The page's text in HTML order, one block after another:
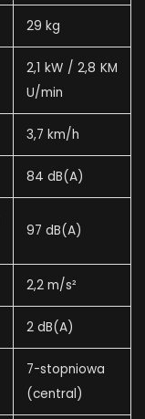
29 kg
2,1 kW / 2,8 KM
U/min
3,7 km/h
84 dB(A)
97 dB(A)
2,2 m/s²
2 dB(A)
7-stopniowa
(central)